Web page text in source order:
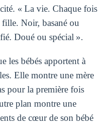
« La vie. Chaque fois
Noir, basané ou
Doué ou spécial ».
les bébés apportent à
Elle montre une mère
pour la première fois
plan montre une
de cœur de son bébé